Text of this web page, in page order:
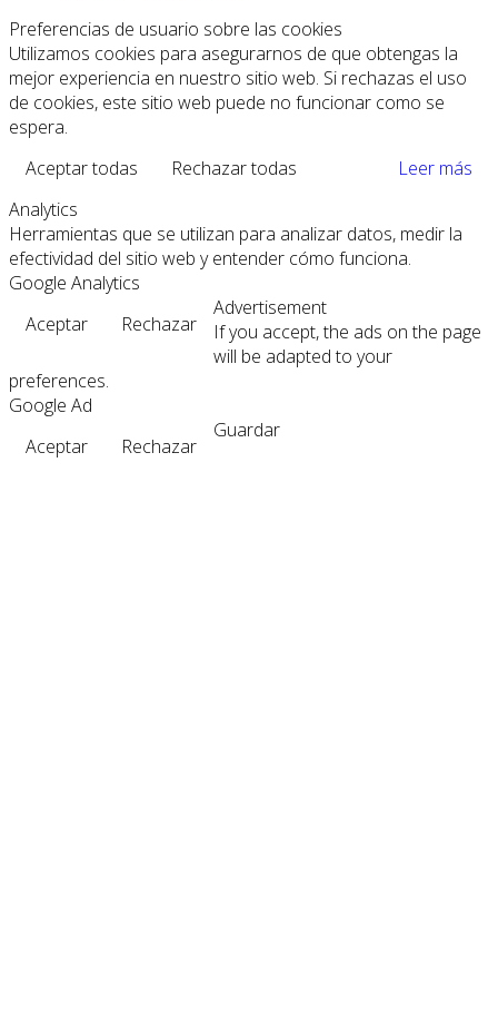
Preferencias de usuario sobre las cookies
Utilizamos cookies para asegurarnos de que obtengas la
mejor experiencia en nuestro sitio web. Si rechazas el uso
de cookies, este sitio web puede no funcionar como se
espera.
Aceptar todas
Rechazar todas
Leer más
Analytics
Herramientas que se utilizan para analizar datos, medir la
efectividad del sitio web y entender cómo funciona.
Google Analytics
Aceptar
Rechazar
Advertisement
If you accept, the ads on the page
will be adapted to your
preferences.
Google Ad
Aceptar
Rechazar
Guardar